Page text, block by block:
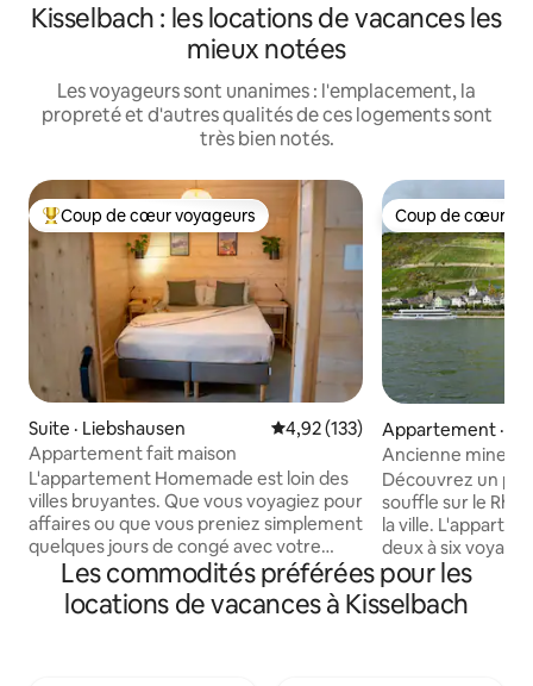
Kisselbach : les locations de vacances les
mieux notées
Les voyageurs sont unanimes : l'emplacement, la
propreté et d'autres qualités de ces logements sont
très bien notés.
Coup de cœur voyageurs parmi les plus aimés
Coup de cœur voyageurs
Suite · Liebshausen Note moyenne de 4,92 sur 5,
4,92 (133)
Appartement fait maison
L'appartement Homemade est loin des
villes bruyantes. Que vous voyagiez pour
affaires ou que vous preniez simplement
quelques jours de congé avec votre
famille, vous trouverez ici la paix, la
tranquillité et éventuellement la
proximité avec la nature. Appartement
Coup de cœur
Coup de cœur
Appartement ·
Ancienne mine
magnifique sur la
Découvrez un
souffle sur le
la ville.
deux à six
mine ensoleillée
comme un nid
sous Burg
Les commodités préférées pour les
locations de vacances à Kisselbach